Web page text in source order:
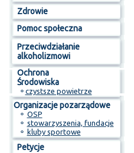
Zdrowie
Pomoc społeczna
Przeciwdziałanie
alkoholizmowi
Ochrona
Środowiska
⚬ czystsze powietrze
Organizacje pozarządowe
⚬ OSP
⚬ stowarzyszenia, fundacje
⚬ kluby sportowe
Petycje